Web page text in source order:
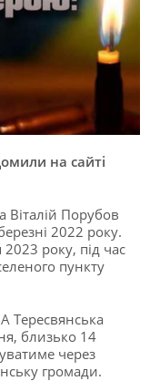
на сайті
Віталій Порубов
2022 року.
року, під час
пункту
Тересвянська
близько 14
через
громади.